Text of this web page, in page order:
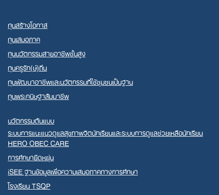
ทุนสร้างโอกาส
ทุนเสมอภาค
ทุนนวัตกรรมสายอาชีพชั้นสูง
ทุนครูรัก(ษ์)ถิ่น
ทุนพัฒนาอาชีพและนวัตกรรมที่ใช้ชุมชนเป็นฐาน
ทุนพระกนิษฐาสัมมาชีพ
นวัตกรรมต้นแบบ
ระบบการแนะแนวดูแลสุขภาพจิตนักเรียนและระบบการดูแลช่วยเหลือนักเรียน
HERO OBEC CARE
การศึกษายืดหยุ่น
iSEE ฐานข้อมูลเพื่อความเสมอภาคทางการศึกษา
โรงเรียน TSQP